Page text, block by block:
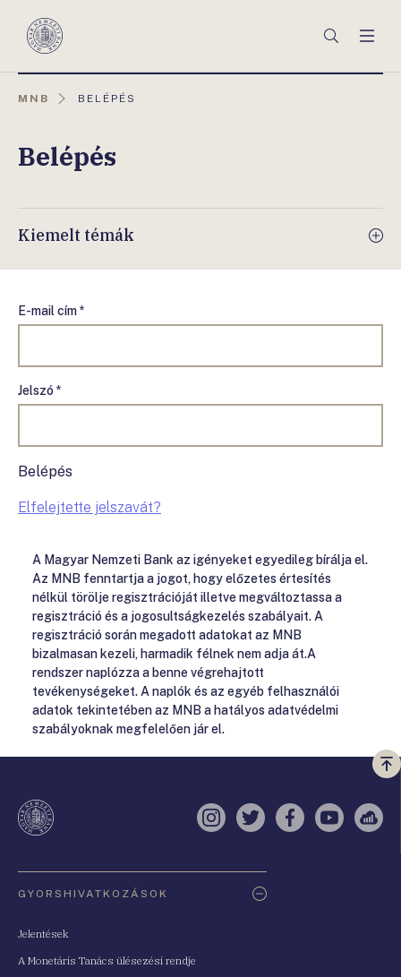
Magyar
Keresés
MNB
AKTUÁLIS
BELÉPÉS
Belépés
Kiemelt témák
E-mail cím *
Jelszó *
Belépés
Elfelejtette jelszavát?
A Magyar Nemzeti Bank az igényeket egyedileg bírálja el.
Az MNB fenntartja a jogot, hogy előzetes értesítés
nélkül törölje regisztrációját illetve megváltoztassa a
regisztráció és a jogosultságkezelés szabályait. A
regisztráció során megadott adatokat az MNB
bizalmasan kezeli, harmadik félnek nem adja át.A
rendszer naplózza a benne végrehajtott
tevékenységeket. A naplók és az egyéb felhasználói
adatok tekintetében az MNB a hatályos adatvédelmi
szabályoknak megfelelően jár el.
a
Instagram
TwitterFacebook
YouTube
GYORSHIVATKOZÁSOK
Jelentések
A Monetáris Tanács ülésezési rendje